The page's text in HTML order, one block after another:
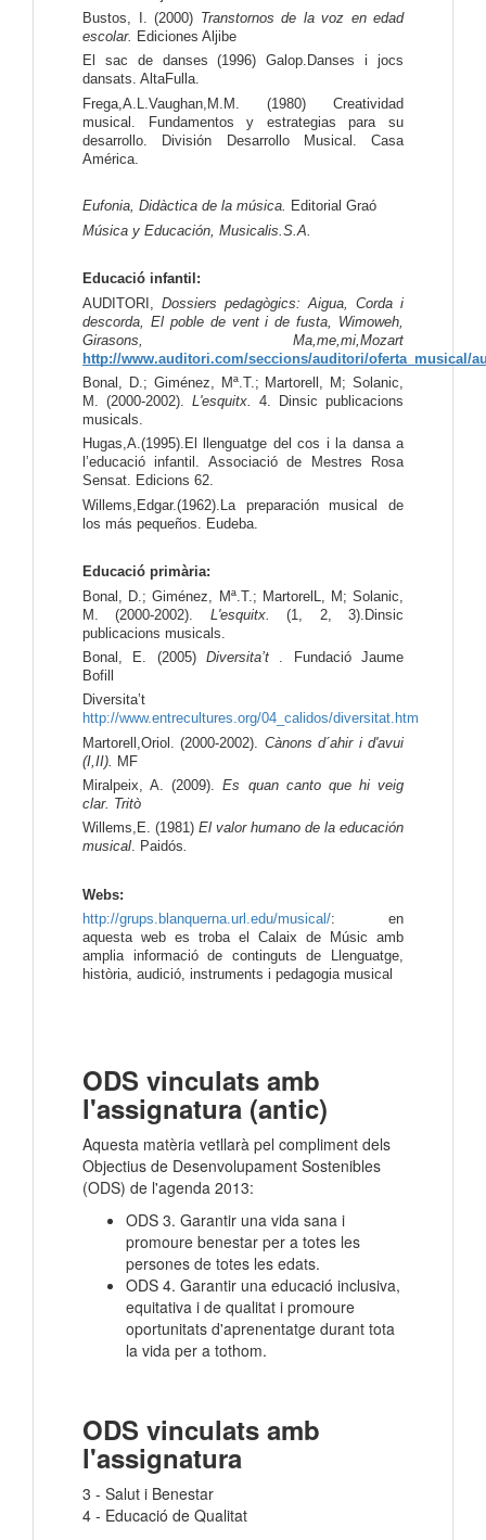
Bustos, I. (2000) Transtornos de la voz en edad
escolar. Ediciones Aljibe
El sac de danses (1996) Galop.Danses i jocs
dansats. AltaFulla.
Frega,A.L.Vaughan,M.M. (1980) Creatividad
musical. Fundamentos y estrategias para su
desarrollo. División Desarrollo Musical. Casa
América.
Eufonia, Didàctica de la música. Editorial Graó
Música y Educación, Musicalis.S.A.
Educació infantil:
AUDITORI, Dossiers pedagògics: Aigua, Corda i
descorda, El poble de vent i de fusta, Wimoweh,
Girasons, Ma,me,mi,Mozart
http://www.auditori.com/seccions/auditori/oferta_musical/
Bonal, D.; Giménez, Mª.T.; Martorell, M; Solanic,
M. (2000-2002). L'esquitx. 4. Dinsic publicacions
musicals.
Hugas,A.(1995).El llenguatge del cos i la dansa a
l’educació infantil. Associació de Mestres Rosa
Sensat. Edicions 62.
Willems,Edgar.(1962).La preparación musical de
los más pequeños. Eudeba.
Educació primària:
Bonal, D.; Giménez, Mª.T.; MartorelL, M; Solanic,
M. (2000-2002). L'esquitx.
(1, 2, 3).Dinsic
publicacions musicals.
Bonal, E. (2005) Diversita’t . Fundació Jaume
Bofill
http://www.entrecultures.org/04_calidos/diversitat.htm
Martorell,Oriol. (2000-2002). Cànons d´ahir i d'avui
(I,II). MF
Miralpeix, A. (2009). Es quan canto que hi veig
clar. Tritò
Willems,E. (1981) El valor humano de la educación
musical. Paidós.
Webs:
http://grups.blanquerna.url.edu/musical/: en
aquesta web es troba el Calaix de Músic amb
amplia informació de continguts de Llenguatge,
història, audició, instruments i pedagogia musical
ODS vinculats amb
l'assignatura (antic)
Aquesta matèria vetllarà pel compliment dels
Objectius de Desenvolupament Sostenibles
(ODS) de l'agenda 2013:
ODS 3. Garantir una vida sana i
promoure benestar per a totes les
persones de totes les edats.
ODS 4. Garantir una educació inclusiva,
equitativa i de qualitat i promoure
oportunitats d'aprenentatge durant tota
la vida per a tothom.
ODS vinculats amb
l'assignatura
3 - Salut i Benestar
4 - Educació de Qualitat